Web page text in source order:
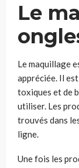
Le
Le maquillage
appréciée. Il
toxiques et de
utiliser. Les
trouvés dans
ligne.
Une fois les